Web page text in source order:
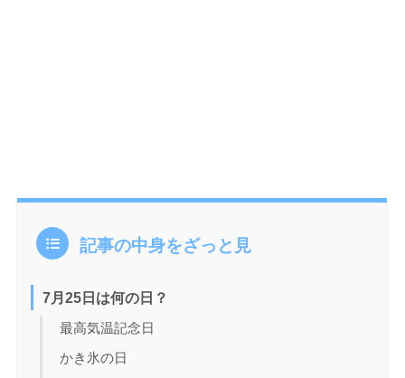
記事の中身をざっと見
7月25日は何の日？
最高気温記念日
かき氷の日